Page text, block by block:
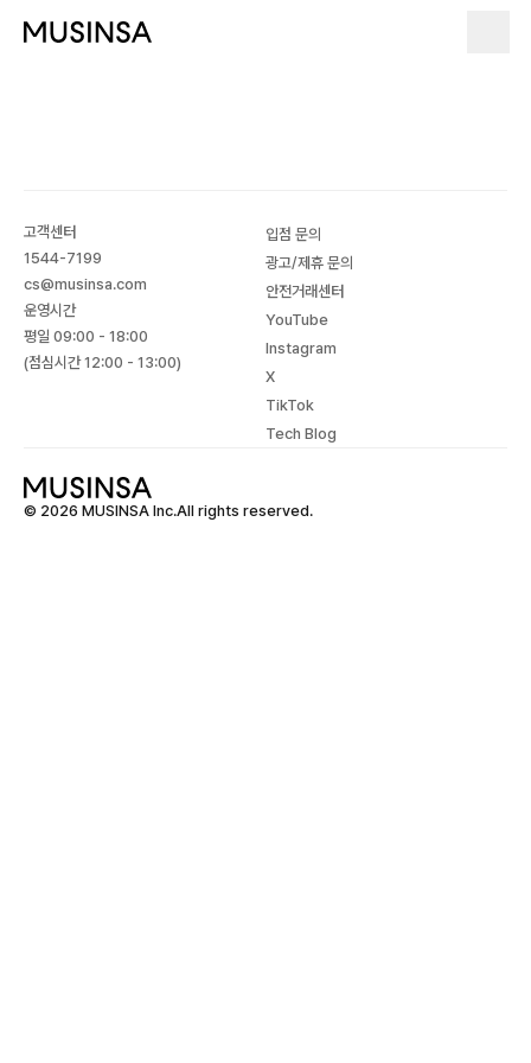
고객센터
1544-7199
cs@musinsa.com
운영시간
평일 09:00 - 18:00
(점심시간 12:00 - 13:00)
입점 문의
광고/제휴 문의
안전거래센터
YouTube
Instagram
X
TikTok
Tech Blog
© 2026 MUSINSA Inc.All rights reserved.